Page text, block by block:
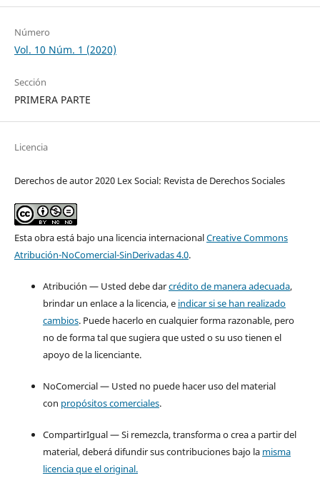
Número
Vol. 10 Núm. 1 (2020)
Sección
PRIMERA PARTE
Licencia
Derechos de autor 2020 Lex Social: Revista de Derechos Sociales
Esta obra está bajo una licencia internacionalCreative Commons
Atribución-NoComercial-SinDerivadas 4.0.
Atribución — Usted debe darcrédito de manera adecuada,
brindar un enlace a la licencia, e indicar si se han realizado
cambios. Puede hacerlo en cualquier forma razonable, pero
no de forma tal que sugiera que usted o su uso tienen el
apoyo de la licenciante.
NoComercial — Usted no puede hacer uso del material
con propósitos comerciales.
CompartirIgual — Si remezcla, transforma o crea a partir del
material, deberá difundir sus contribuciones bajo la misma
licencia que el original.